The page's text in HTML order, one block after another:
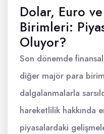
Dolar, Euro
Birimleri:
Oluyor?
Son dönemde
diğer majör para
dalgalanmalarla
hareketlilik hakkında
piyasalardaki